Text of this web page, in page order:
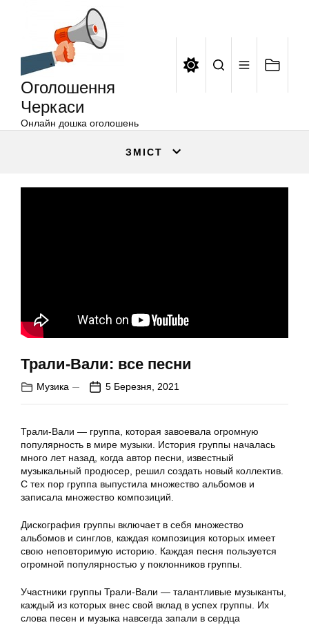
Оголошення
Черкаси
Онлайн дошка оголошень
ЗМІСТ
Трали-Вали: все песни
Музика 5 Березня, 2021
Трали-Вали — группа, которая завоевала огромную
популярность в мире музыки. История группы началась
много лет назад, когда автор песни, известный
музыкальный продюсер, решил создать новый коллектив.
С тех пор группа выпустила множество альбомов и
записала множество композиций.
Дискография группы включает в себя множество
альбомов и синглов, каждая композиция которых имеет
свою неповторимую историю. Каждая песня пользуется
огромной популярностью у поклонников группы.
Участники группы Трали-Вали — талантливые музыканты,
каждый из которых внес свой вклад в успех группы. Их
слова песен и музыка навсегда запали в сердца